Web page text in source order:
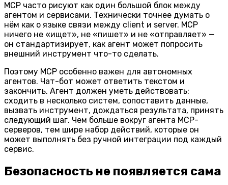
MCP часто рисуют как один большой блок между
агентом и сервисами. Технически точнее думать о
нём как о языке связи между client и server. MCP
ничего не «ищет», не «пишет» и не «отправляет» —
он стандартизирует, как агент может попросить
внешний инструмент что-то сделать.
Поэтому MCP особенно важен для автономных
агентов. Чат-бот может ответить текстом и
закончить. Агент должен уметь действовать:
сходить в несколько систем, сопоставить данные,
вызвать инструмент, дождаться результата, принять
следующий шаг. Чем больше вокруг агента MCP-
серверов, тем шире набор действий, которые он
может выполнять без ручной интеграции под каждый
сервис.
Безопасность не появляется сама